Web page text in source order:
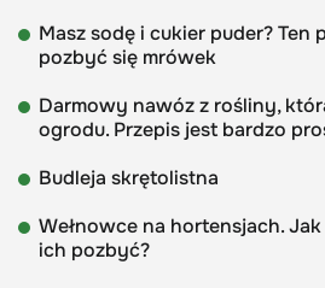
Masz sodę i cukier puder? Ten
pozbyć się mrówek
Darmowy nawóz z rośliny,
ogrodu. Przepis jest bardzo
Budleja skrętolistna
Wełnowce na hortensjach.
ich pozbyć?